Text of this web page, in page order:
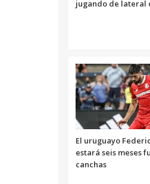
jugando de lateral
El uruguayo
estará seis meses
canchas